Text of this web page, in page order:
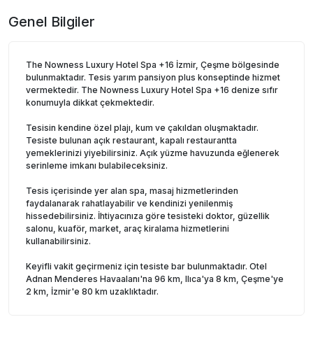
Genel Bilgiler
The Nowness Luxury Hotel Spa +16 İzmir, Çeşme bölgesinde
bulunmaktadır. Tesis yarım pansiyon plus konseptinde hizmet
vermektedir. The Nowness Luxury Hotel Spa +16 denize sıfır
konumuyla dikkat çekmektedir.
Tesisin kendine özel plajı, kum ve çakıldan oluşmaktadır.
Tesiste bulunan açık restaurant, kapalı restaurantta
yemeklerinizi yiyebilirsiniz. Açık yüzme havuzunda eğlenerek
serinleme imkanı bulabileceksiniz.
Tesis içerisinde yer alan spa, masaj hizmetlerinden
faydalanarak rahatlayabilir ve kendinizi yenilenmiş
hissedebilirsiniz. İhtiyacınıza göre tesisteki doktor, güzellik
salonu, kuaför, market, araç kiralama hizmetlerini
kullanabilirsiniz.
Keyifli vakit geçirmeniz için tesiste bar bulunmaktadır. Otel
Adnan Menderes Havaalanı'na 96 km, Ilıca'ya 8 km, Çeşme'ye
2 km, İzmir'e 80 km uzaklıktadır.